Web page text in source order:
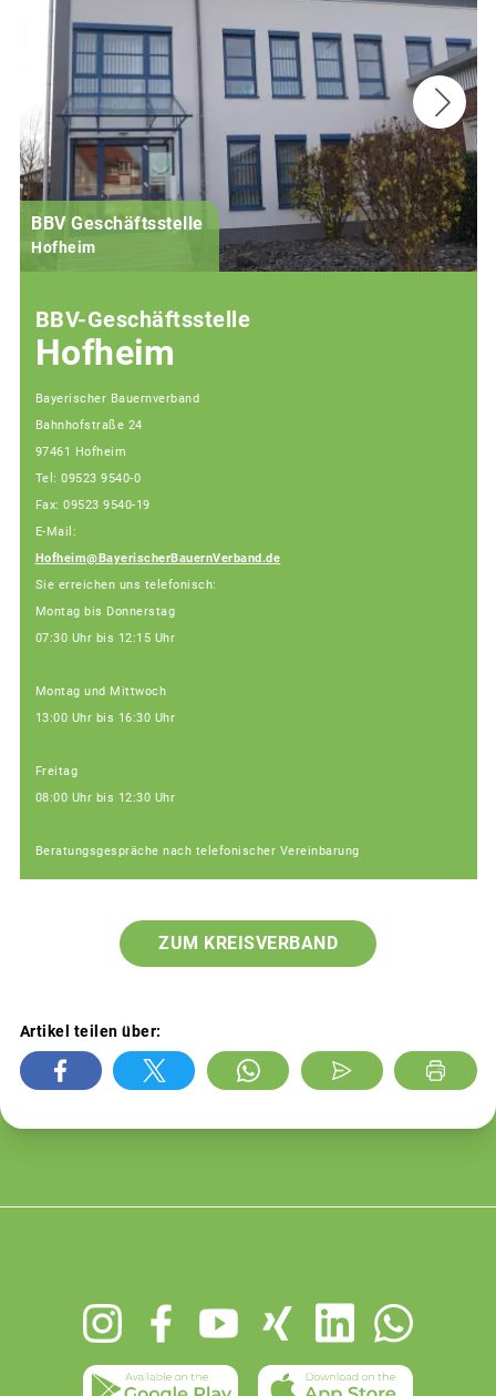
BBV Geschäftsstelle
Hofheim
BBV-Geschäftsstelle
Hofheim
Bayerischer Bauernverband
Bahnhofstraße 24
97461 Hofheim
Tel: 09523 9540-0
Fax: 09523 9540-19
E-Mail:
Hofheim@BayerischerBauernVerband.de
Sie erreichen uns telefonisch:
Montag bis Donnerstag
07:30 Uhr bis 12:15 Uhr
Montag und Mittwoch
13:00 Uhr bis 16:30 Uhr
Freitag
08:00 Uhr bis 12:30 Uhr
Beratungsgespräche nach telefonischer Vereinbarung
ZUM KREISVERBAND
Artikel teilen über: